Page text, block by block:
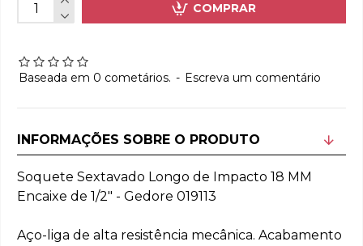
Baseada em 0 cometários. - Escreva um comentário
COMPRAR
INFORMAÇÕES SOBRE O PRODUTO
Soquete Sextavado Longo de Impacto 18 MM
Encaixe de 1/2" - Gedore 019113
Aço-liga de alta resistência mecânica. Acabamento